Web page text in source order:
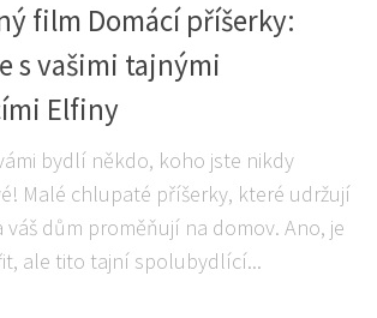
film Domácí příšerky:
s vašimi tajnými
Elfiny
bydlí někdo, koho jste nikdy
Malé chlupaté příšerky, které udržují
váš dům proměňují na domov. Ano, je
ale tito tajní spolubydlící...